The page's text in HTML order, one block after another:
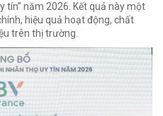
tín” năm 2026. Kết quả này một
hiệu quả hoạt động, chất
trên thị trường.